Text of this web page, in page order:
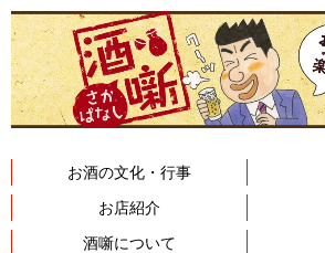
お酒の文化・行事
お店紹介
酒噺について